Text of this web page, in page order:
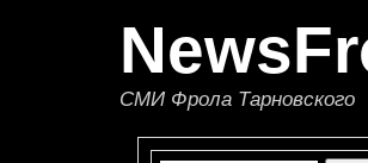
СМИ Фрола Тарновского